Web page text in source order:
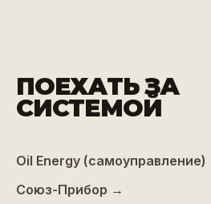
ПОЕХАТЬ ЗА
СИСТЕМОЙ
Oil Energy (самоуправление)
Союз-Прибор →